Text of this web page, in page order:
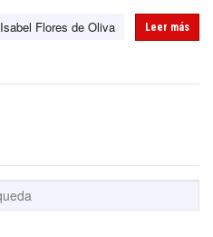
Isabel Flores de Oliva
Leer más